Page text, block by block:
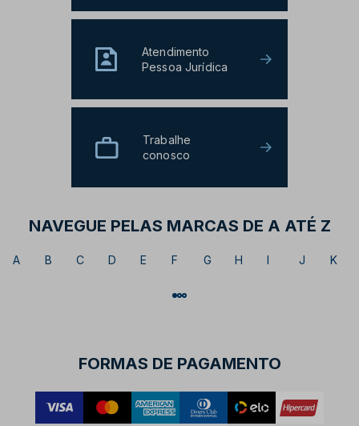
Atendimento
Pessoa Jurídica
Trabalhe
conosco
NAVEGUE PELAS MARCAS DE A ATÉ Z
A B C D E F G H J K
FORMAS DE PAGAMENTO